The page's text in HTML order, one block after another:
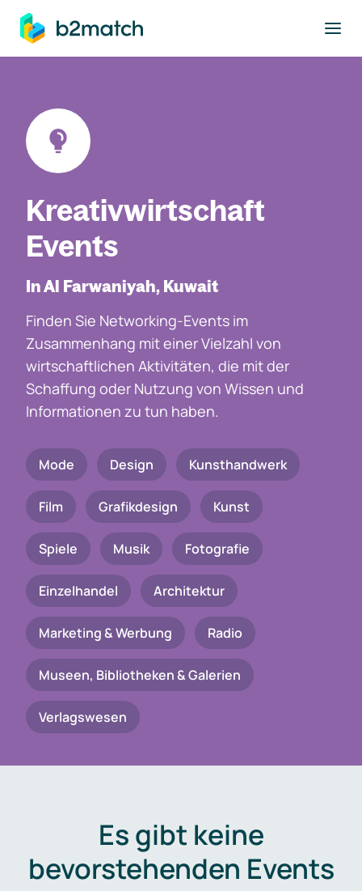
springen
Kreativwirtschaft
Events
In Al Farwaniyah, Kuwait
Finden Sie Networking-Events im
Zusammenhang mit einer Vielzahl von
wirtschaftlichen Aktivitäten, die mit der
Schaffung oder Nutzung von Wissen und
Informationen zu tun haben.
Mode Design Kunsthandwerk
Film Grafikdesign Kunst
Spiele Musik Fotografie
Einzelhandel Architektur
Marketing & Werbung Radio
Museen, Bibliotheken & Galerien
Verlagswesen
Es gibt keine
bevorstehenden Events